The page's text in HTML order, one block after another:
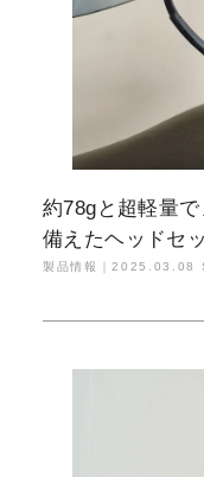
約78gと超軽量
備えたヘッドセ
製品情報｜2025.03.08